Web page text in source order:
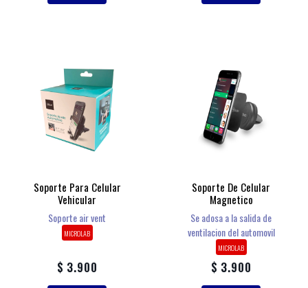
Soporte Para Celular
Vehicular
Soporte air vent
MICROLAB
$ 3.900
Soporte De Celular
Magnetico
Se adosa a la salida de
ventilacion del automovil
MICROLAB
$ 3.900